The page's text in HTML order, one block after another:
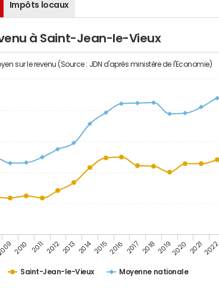
Impôts locaux
à Saint-Jean-le-Vieux
sur le revenu (Source : JDN d'après ministère de l'Economie)
Saint-Jean-le-Vieux Moyenne nationale
2010 2011 20122013 201420152016 2017 201820192020 20212022